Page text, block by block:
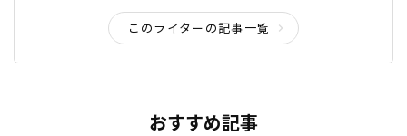
このライターの記事一覧
おすすめ記事